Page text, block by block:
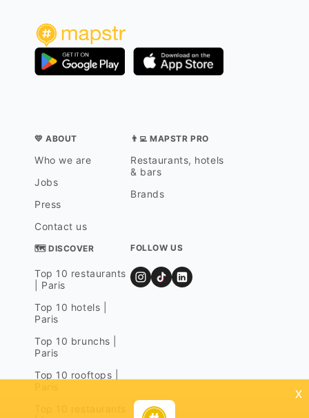
💛 ABOUT
Who we are
Jobs
Press
Contact us
👨‍💻 MAPSTR PRO
Restaurants, hotels
& bars
Brands
🗺 DISCOVER
Top 10 restaurants
| Paris
Top 10 hotels |
Paris
Top 10 brunchs |
Paris
Top 10 rooftops |
FOLLOW US
x